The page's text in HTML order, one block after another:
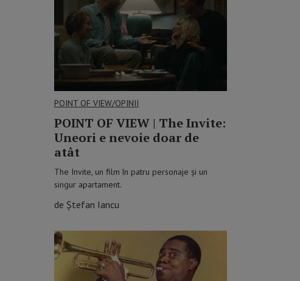
POINT OF VIEW/OPINII
POINT OF VIEW | The Invite:
Uneori e nevoie doar de
atât
The Invite, un film în patru personaje și un
singur apartament.
de Ștefan Iancu